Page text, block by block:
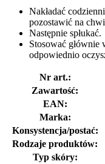
Nakładać
pozostawić na
Następnie spłukać.
Stosować głównie
odpowiednio
Nr art.:
Zawartość:
EAN:
Marka:
Konsystencja/postać:
Rodzaje produktów:
Typ skóry: